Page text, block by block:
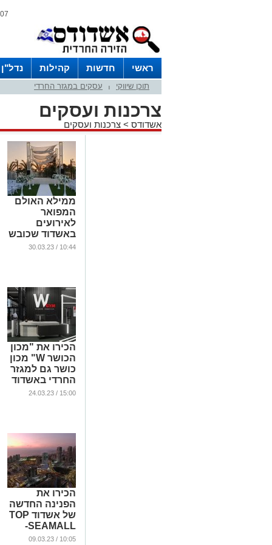
07 אוגוסט 2026 / 05:27
ראשי חדשות קהילות נדל"ן
תוכן שיווקי עסקים במגזר החרדי
צרכנות ועסקים
אשדודס > צרכנות ועסקים
ממילא האולם
המפואר
לאירועים
באשדוד שכובש
את המגזר
10:44 / 30.03.23
הכירו את "מכון
הכושר W" מכון
כושר גם למגזר
החרדי באשדוד
...
15:00 / 24.03.23
הכירו את
הפנינה החדשה
של אשדוד TOP
SEAMALL-
קומפלקס
10:05 / 09.03.23